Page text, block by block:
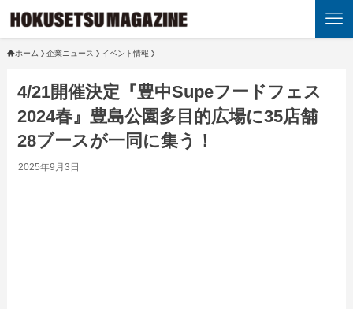
ホーム 企業ニュース イベント情報
4/21開催決定『豊中Supeフードフェス
2024春』豊島公園多目的広場に35店舗
28ブースが一同に集う！
2025年9月3日